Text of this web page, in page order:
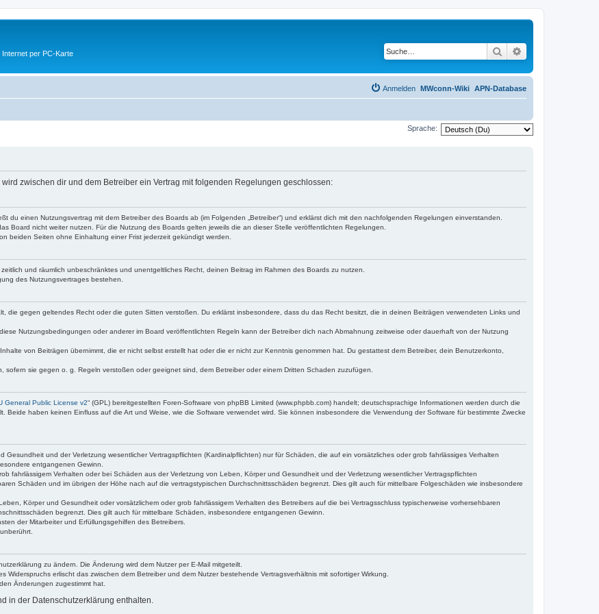
per PC-Karte Suche
APN-Database
MWconn-Wiki
Anmelden
Sprache:
wird zwischen dir und dem Betreiber ein Vertrag mit folgenden Regelungen geschlossen:
du einen Nutzungsvertrag mit dem Betreiber des Boards ab (im Folgenden „Betreiber“) und erklärst dich mit den nachfolgenden Regelungen einverstanden.
Board nicht weiter nutzen. Für die Nutzung des Boards gelten jeweils die an dieser Stelle veröffentlichten Regelungen.
beiden Seiten ohne Einhaltung einer Frist jederzeit gekündigt werden.
und räumlich unbeschränktes und unentgeltliches Recht, deinen Beitrag im Rahmen des Boards zu nutzen.
des Nutzungsvertrages bestehen.
die gegen geltendes Recht oder die guten Sitten verstoßen. Du erklärst insbesondere, dass du das Recht besitzt, die in deinen Beiträgen verwendeten Links und
Nutzungsbedingungen oder anderer im Board veröffentlichten Regeln kann der Betreiber dich nach Abmahnung zeitweise oder dauerhaft von der Nutzung
von Beiträgen übernimmt, die er nicht selbst erstellt hat oder die er nicht zur Kenntnis genommen hat. Du gestattest dem Betreiber, dein Benutzerkonto,
sie gegen o. g. Regeln verstoßen oder geeignet sind, dem Betreiber oder einem Dritten Schaden zuzufügen.
General Public License v2“ (GPL) bereitgestellten Foren-Software von phpBB Limited (www.phpbb.com) handelt; deutschsprachige Informationen werden durch die
Beide haben keinen Einfluss auf die Art und Weise, wie die Software verwendet wird. Sie können insbesondere die Verwendung der Software für bestimmte Zwecke
und der Verletzung wesentlicher Vertragspflichten (Kardinalpflichten) nur für Schäden, die auf ein vorsätzliches oder grob fahrlässiges Verhalten
entgangenen Gewinn.
fahrlässigem Verhalten oder bei Schäden aus der Verletzung von Leben, Körper und Gesundheit und der Verletzung wesentlicher Vertragspflichten
Schäden und im übrigen der Höhe nach auf die vertragstypischen Durchschnittsschäden begrenzt. Dies gilt auch für mittelbare Folgeschäden wie insbesondere
Körper und Gesundheit oder vorsätzlichem oder grob fahrlässigem Verhalten des Betreibers auf die bei Vertragsschluss typischerweise vorhersehbaren
begrenzt. Dies gilt auch für mittelbare Schäden, insbesondere entgangenen Gewinn.
der Mitarbeiter und Erfüllungsgehilfen des Betreibers.
zu ändern. Die Änderung wird dem Nutzer per E-Mail mitgeteilt.
erlischt das zwischen dem Betreiber und dem Nutzer bestehende Vertragsverhältnis mit sofortiger Wirkung.
Änderungen zugestimmt hat.
in der Datenschutzerklärung enthalten.